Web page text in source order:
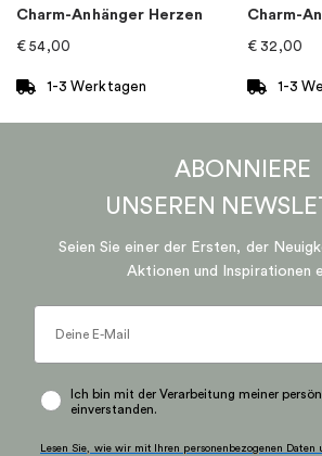
Charm-Anhänger Herzen
€ 54,00
1-3 Werktagen
€ 32,00
1-3
ABONNIERE
UNSEREN
Seien Sie einer der Ersten, der
Aktionen und Inspirationen
Ich bin mit der Verarbeitung meiner
einverstanden.
Lesen Sie, wie wir mit Ihren personenbezogenen Daten